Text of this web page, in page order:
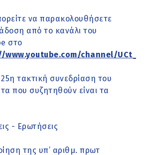
να παρακολουθήσετε
από το κανάλι του
στο
channel/
25η τακτική συνεδρίαση του
που συζητηθούν είναι τα
- Ερωτήσεις
της υπ’ αριθμ. πρωτ